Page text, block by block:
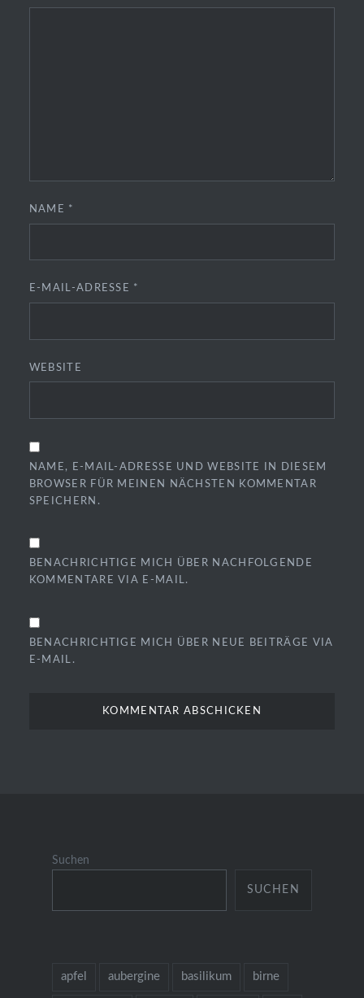
NAME *
E-MAIL-ADRESSE *
WEBSITE
NAME, E-MAIL-ADRESSE UND WEBSITE IN DIESEM
BROWSER FÜR MEINEN NÄCHSTEN KOMMENTAR
SPEICHERN.
BENACHRICHTIGE MICH ÜBER NACHFOLGENDE
KOMMENTARE VIA E-MAIL.
BENACHRICHTIGE MICH ÜBER NEUE BEITRÄGE VIA
E-MAIL.
Suchen
SUCHEN
apfel aubergine basilikum birne